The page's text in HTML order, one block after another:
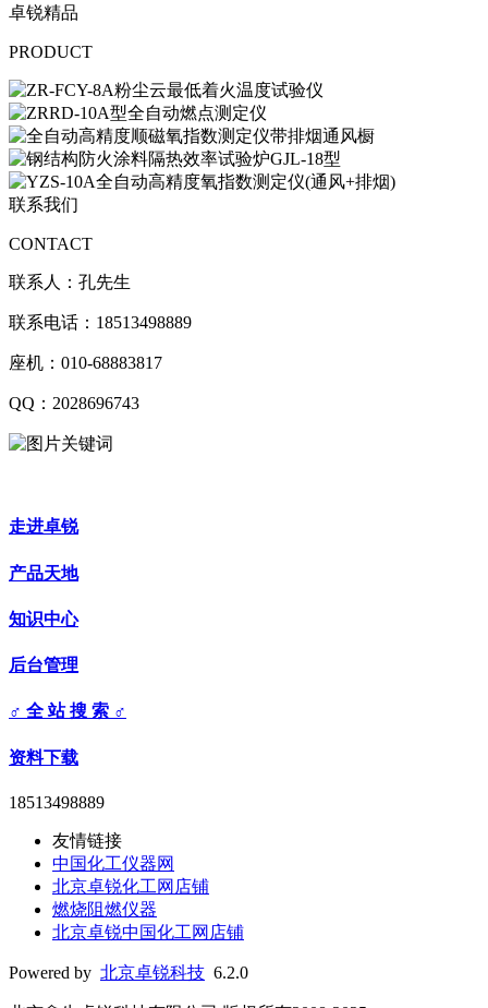
卓锐精品
PRODUCT
联系我们
CONTACT
联系人：孔先生
联系电话：18513498889
座机：010-68883817
QQ：2028696743
走进卓锐
产品天地
知识中心
后台管理
♂ 全 站 搜 索 ♂
资料下载
18513498889
友情链接
中国化工仪器网
北京卓锐化工网店铺
燃烧阻燃仪器
北京卓锐中国化工网店铺
Powered by 北京卓锐科技 6.2.0